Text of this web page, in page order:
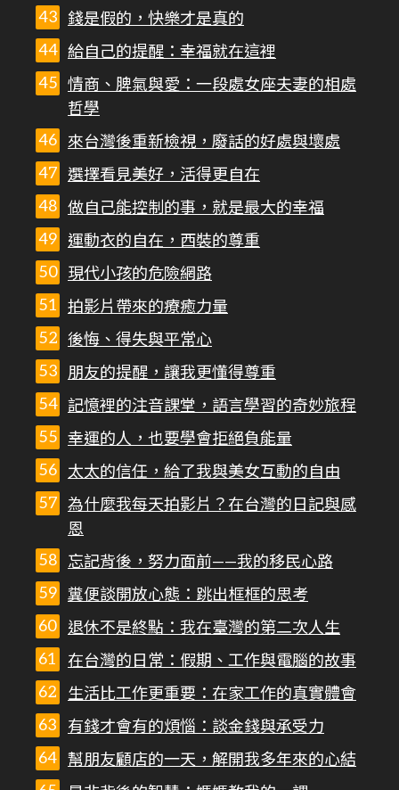
錢是假的，快樂才是真的
給自己的提醒：幸福就在這裡
情商、脾氣與愛：一段處女座夫妻的相處
哲學
來台灣後重新檢視，廢話的好處與壞處
選擇看見美好，活得更自在
做自己能控制的事，就是最大的幸福
運動衣的自在，西裝的尊重
現代小孩的危險網路
拍影片帶來的療癒力量
後悔、得失與平常心
朋友的提醒，讓我更懂得尊重
記憶裡的注音課堂，語言學習的奇妙旅程
幸運的人，也要學會拒絕負能量
太太的信任，給了我與美女互動的自由
為什麼我每天拍影片？在台灣的日記與感
恩
忘記背後，努力面前——我的移民心路
糞便談開放心態：跳出框框的思考
退休不是終點：我在臺灣的第二次人生
在台灣的日常：假期、工作與電腦的故事
生活比工作更重要：在家工作的真實體會
有錢才會有的煩惱：談金錢與承受力
幫朋友顧店的一天，解開我多年來的心結